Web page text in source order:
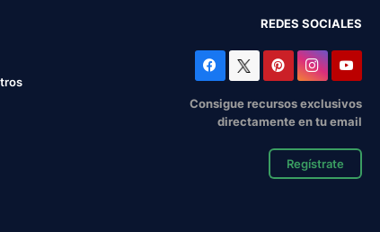
REDES SOCIALES
Consigue recursos exclusivos
directamente en tu email
Regístrate